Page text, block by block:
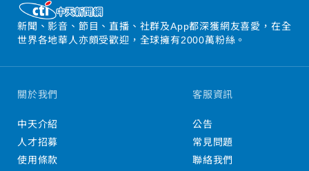
新聞、影音、節目、直播、社群及App都深獲網友喜愛，在全
世界各地華人亦頗受歡迎，全球擁有2000萬粉絲。
關於我們
中天介紹
人才招募
使用條款
客服資訊
公告
常見問題
聯絡我們